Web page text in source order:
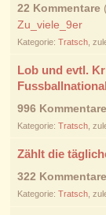
22 Kommentare
Zu_viele_9er
Kategorie: Tratsch,
Lob und evtl.
996 Kommentare
Kategorie: Tratsch,
Zählt die
322 Kommentare
Kategorie: Tratsch,